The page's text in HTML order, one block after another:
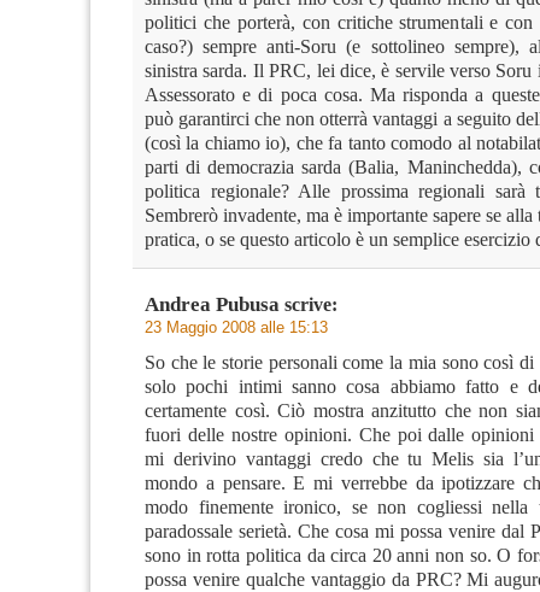
politici che porterà, con critiche strumentali e
caso?) sempre anti-Soru (e sottolineo sempre),
sinistra sarda. Il PRC, lei dice, è servile verso
Assessorato e di poca cosa. Ma risponda a
può garantirci che non otterrà vantaggi a seguito
(così la chiamo io), che fa tanto comodo al
parti di democrazia sarda (Balia, Maninchedda),
politica regionale? Alle prossima regionali sarà
Sembrerò invadente, ma è importante sapere se alla
pratica, o se questo articolo è un semplice esercizio
Andrea Pubusa scrive:
23 Maggio 2008 alle 15:13
So che le storie personali come la mia sono così
solo pochi intimi sanno cosa abbiamo fatto e
certamente così. Ciò mostra anzitutto che non
fuori delle nostre opinioni. Che poi dalle opinioni
mi derivino vantaggi credo che tu Melis sia
mondo a pensare. E mi verrebbe da ipotizzare
modo finemente ironico, se non cogliessi nella
paradossale serietà. Che cosa mi possa venire dal
sono in rotta politica da circa 20 anni non so. O
possa venire qualche vantaggio da PRC? Mi